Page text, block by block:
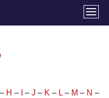
– H – – J – K – L – M – N –